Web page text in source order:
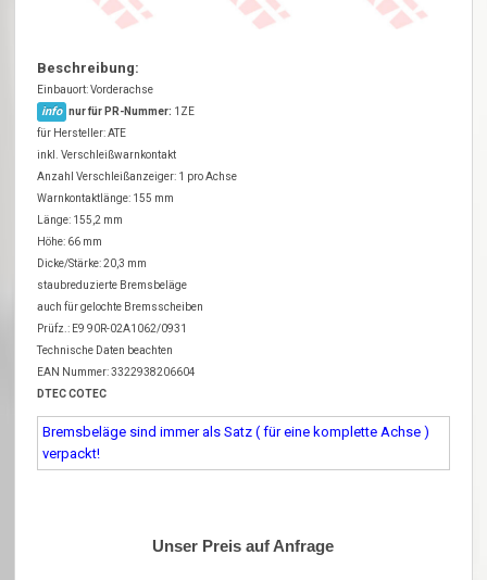
Beschreibung:
Einbauort: Vorderachse
info nur für PR-Nummer: 1ZE
für Hersteller: ATE
inkl. Verschleißwarnkontakt
Anzahl Verschleißanzeiger: 1 pro Achse
Warnkontaktlänge: 155 mm
Länge: 155,2 mm
Höhe: 66 mm
Dicke/Stärke: 20,3 mm
staubreduzierte Bremsbeläge
auch für gelochte Bremsscheiben
Prüfz.: E9 90R-02A1062/0931
Technische Daten beachten
EAN Nummer: 3322938206604
DTEC COTEC
Bremsbeläge sind immer als Satz ( für eine komplette Achse )
verpackt!
Unser Preis auf Anfrage